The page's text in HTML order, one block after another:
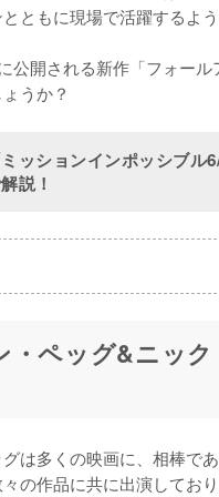
ともに現場で活躍するよ
公開される新作「フォー
うか？
ミッションインポッシブ
説！
・ペッグ&ニッ
は多くの映画に、相棒で
の作品に共に出演してお